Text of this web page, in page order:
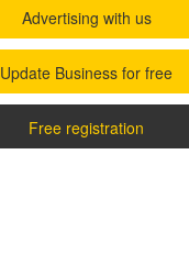
Advertising with us
Update Business for free
Free registration